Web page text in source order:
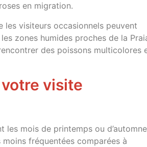
en migration.
les visiteurs occasionnels peuvent
zones humides proches de la
des poissons multicolores
visite
mois de printemps ou
fréquentées comparées à